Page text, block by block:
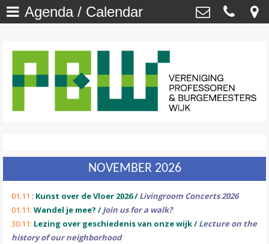
Onze Wijk - NU >
Onze Wijk - TOEN
>
Agenda / Calendar
Burgemeesterswijk
secretaris@profburgwijk.nl
Agenda / Calendar
NOVEMBER 2026
01.11 : Kunst over de Vloer 2026 /Livingroom Concerts 2026
01.11: Wandel je mee? /Join us for a walk?
30.11: Lezing over geschiedenis van onze wijk /Lecture on the
history of our neighborhood